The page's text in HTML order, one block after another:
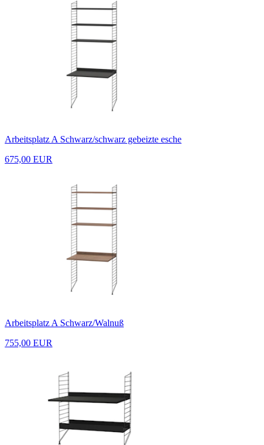
Arbeitsplatz A Schwarz/schwarz gebeizte esche
675,00 EUR
Arbeitsplatz A Schwarz/Walnuß
755,00 EUR